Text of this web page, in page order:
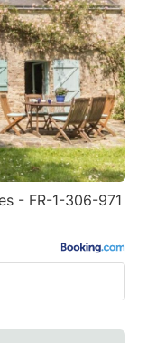
- FR-1-306-971